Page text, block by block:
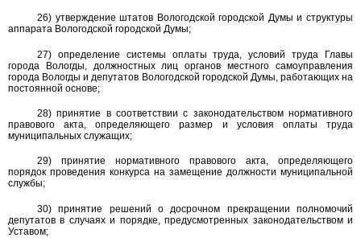
26) утверждение штатов Вологодской городской Думы и структуры
аппарата Вологодской городской Думы;
27) определение системы оплаты труда, условий труда Главы
города Вологды, должностных лиц органов местного самоуправления
города Вологды и депутатов Вологодской городской Думы, работающих на
постоянной основе;
28) принятие в соответствии с законодательством нормативного
правового акта, определяющего размер и условия оплаты труда
муниципальных служащих;
29) принятие нормативного правового акта, определяющего
порядок проведения конкурса на замещение должности муниципальной
службы;
30) принятие решений о досрочном прекращении полномочий
депутатов в случаях и порядке, предусмотренных законодательством и
Уставом;